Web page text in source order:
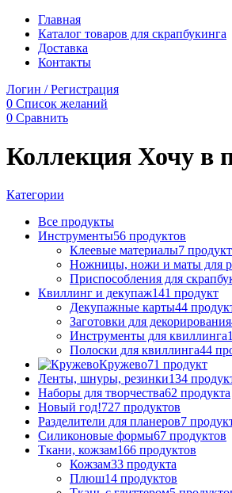
Главная
Каталог товаров для скрапбукинга
Доставка
Контакты
Логин / Регистрация
0 Список желаний
0 Сравнить
Коллекция Хочу в
Категории
Все продукты
Инструменты56 продуктов
Клеевые материалы7
Ножницы, ножи и маты для
Приспособления для
Квиллинг и декупаж141 продукт
Декупажные карты44
Заготовки для декорирования
Инструменты для квиллинга
Полоски для квиллинга44
Кружево71 продукт
Ленты, шнуры, резинки134
Наборы для творчества62 продукта
Новый год!727 продуктов
Разделители для планеров7
Силиконовые формы67 продуктов
Ткани, кожзам166 продуктов
Кожзам33 продукта
Плюш14 продуктов